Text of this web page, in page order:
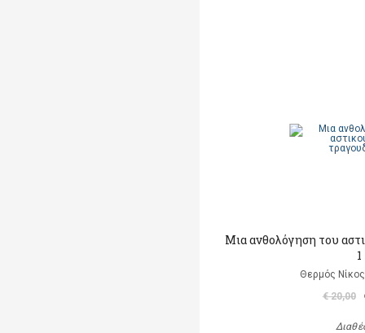
Μια ανθολόγηση του
1
Θερμός
€ 20,00